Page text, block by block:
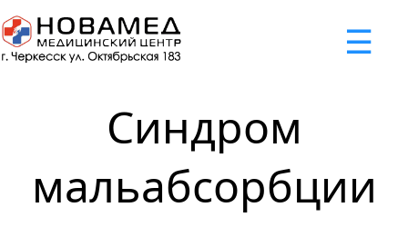
☰
x
Задать вопрос
"Cоглашение
Успешно
Мы свяжемся с вами в ближайшее время
Неудача
Некорректно введен номер телефона
Неудача
Отклонена капча
Неудача
Не введено имя или вопрос
Неудача
Не принято соглашение
Синдром
мальабсорбции